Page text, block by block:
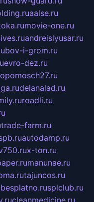
aalse.ru
movie-one.ru
andreislyusar.ru
i-grom.ru
evro-dez.ru
delanalad.ru
roadli.ru
trade-farm.ru
autodamp.ru
x-ton.ru
manunae.ru
tajuncos.ru
splclub.ru
cleanmedicine.ru